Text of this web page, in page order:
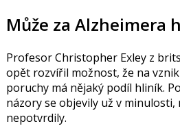
Může za Alzheimera
ProfesorChristopher Exleyz
opět rozvířil možnost, že na
poruchy má nějaký podíl hliník.
názory se objevily už v minulosti,
nepotvrdily.